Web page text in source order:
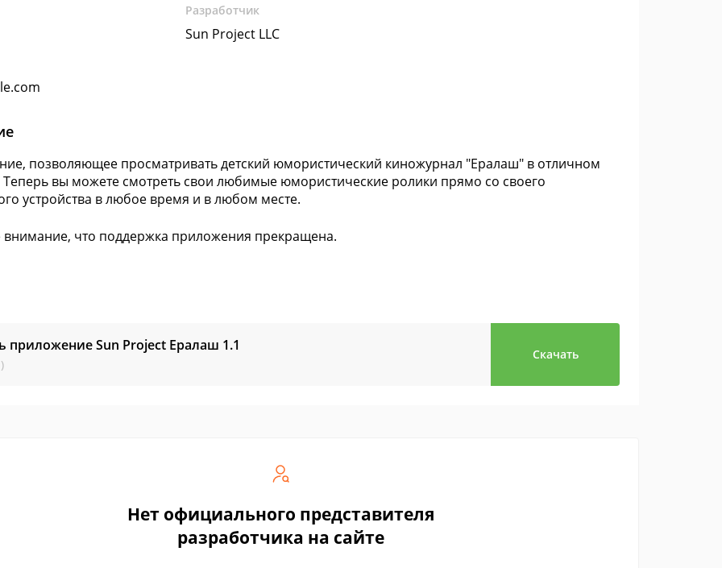
Разработчик
Sun Project LLC
позволяющее просматривать детский юмористический киножурнал "Ералаш" в отличном
Теперь вы можете смотреть свои любимые юмористические ролики прямо со своего
устройства в любое время и в любом месте.
внимание, что поддержка приложения прекращена.
приложение Sun Project Ералаш 1.1
Скачать
Нет официального представителя
разработчика на сайте